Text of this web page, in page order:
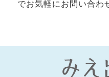
でお気軽にお問い合わ